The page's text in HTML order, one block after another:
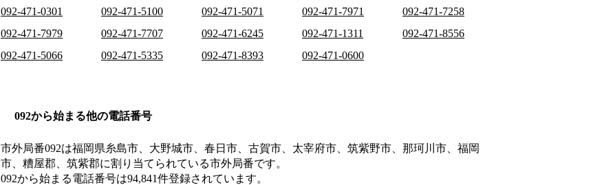
092-471-0301
092-471-5100 092-471-5071 092-471-7971
092-471-7258
092-471-7979
092-471-7707 092-471-6245 092-471-1311
092-471-8556
092-471-5066
092-471-5335 092-471-8393 092-471-0600
092から始まる他の電話番号
市外局番092は福岡県糸島市、大野城市、春日市、古賀市、太宰府市、筑紫野市、那珂川市、福岡
市、糟屋郡、筑紫郡に割り当てられている市外局番です。
092から始まる電話番号は94,841件登録されています。